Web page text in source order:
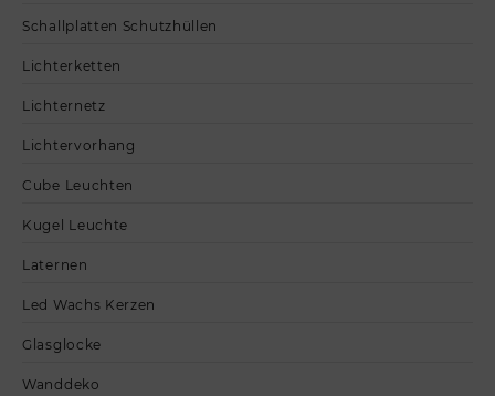
Schallplatten Schutzhüllen
Lichterketten
Lichternetz
Lichtervorhang
Cube Leuchten
Kugel Leuchte
Laternen
Led Wachs Kerzen
Glasglocke
Wanddeko